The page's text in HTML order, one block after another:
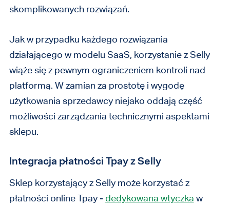
skomplikowanych rozwiązań.
Jak w przypadku każdego rozwiązania
działającego w modelu SaaS, korzystanie z Selly
wiąże się z pewnym ograniczeniem kontroli nad
platformą. W zamian za prostotę i wygodę
użytkowania sprzedawcy niejako oddają część
możliwości zarządzania technicznymi aspektami
sklepu.
Integracja płatności Tpay z Selly
Sklep korzystający z Selly może korzystać z
płatności online Tpay - dedykowana wtyczka w